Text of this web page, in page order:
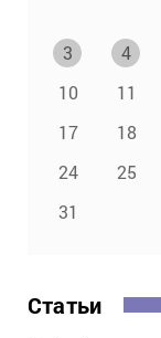
3
4
10
11
17
18
24
25
31
Статьи